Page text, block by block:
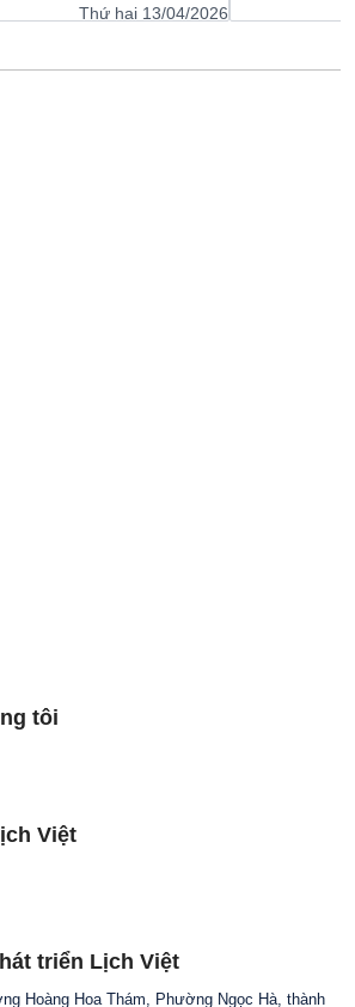
Thứ hai 13/04/2026
triển Lịch Việt
Hoàng Hoa Thám, Phường Ngọc Hà, thành
tôi
Việt